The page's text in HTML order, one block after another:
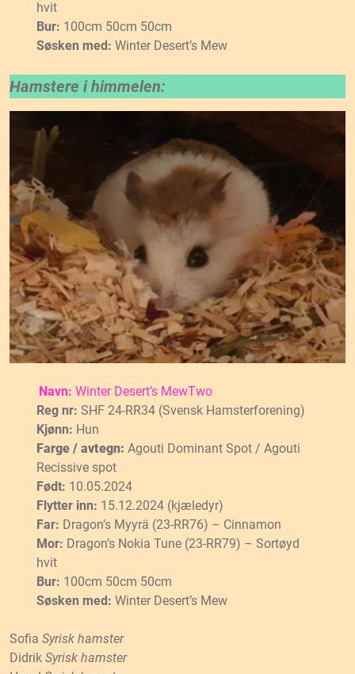
hvit
Bur: 100cm 50cm 50cm
Søsken med: Winter Desert’s Mew
Hamstere i himmelen:
Navn: Winter Desert’s MewTwo
Reg nr: SHF 24-RR34 (Svensk Hamsterforening)
Kjønn: Hun
Farge / avtegn: Agouti Dominant Spot / Agouti
Recissive spot
Født: 10.05.2024
Flytter inn: 15.12.2024 (kjæledyr)
Far: Dragon’s Myyrä (23-RR76) – Cinnamon
Mor: Dragon’s Nokia Tune (23-RR79) – Sortøyd
hvit
Bur: 100cm 50cm 50cm
Søsken med: Winter Desert’s Mew
Sofia Syrisk hamster
Didrik Syrisk hamster